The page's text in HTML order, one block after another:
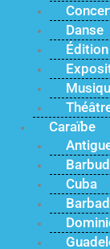
Danse
Édition
Caraïbe
Cuba